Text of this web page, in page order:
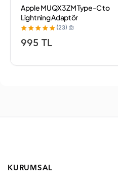
Apple MUQX3ZM Type-C to
Lightning Adaptör
(23)
995 TL
KURUMSAL